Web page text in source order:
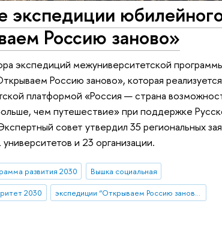
экспедиции
Россию заново»
экспедиций межуниверситетской
Россию заново», которая
платформой «Россия — страна
чем путешествие» при поддержке
совет утвердил 35 региональных
и 23 организации.
развития 2030
Вышка социальная
2030 экспедиции “Открываем Россию заново”